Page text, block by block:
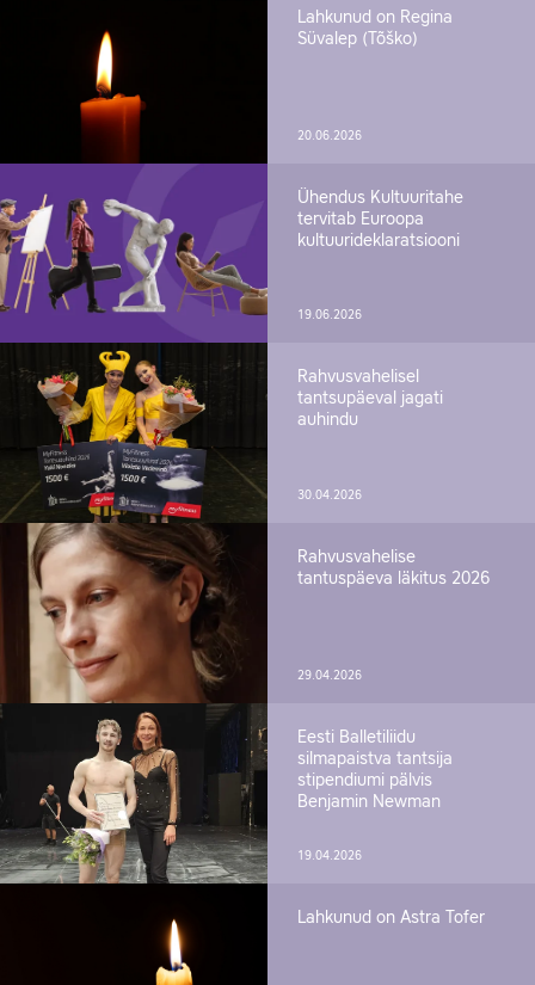
Lahkunud on Regina
Süvalep (Tõško)
20.06.2026
Ühendus Kultuuritahe
tervitab Euroopa
kultuurideklaratsiooni
19.06.2026
Rahvusvahelisel
tantsupäeval jagati
auhindu
30.04.2026
Rahvusvahelise
tantuspäeva läkitus 2026
29.04.2026
Eesti Balletiliidu
silmapaistva tantsija
stipendiumi pälvis
Benjamin Newman
19.04.2026
Lahkunud on Astra Tofer